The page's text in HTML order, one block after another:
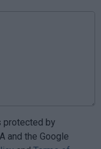
protected by
and the Google